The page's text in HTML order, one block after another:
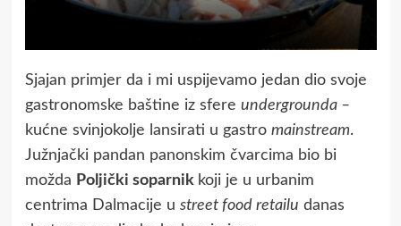
Sjajan primjer da i mi uspijevamo jedan dio svoje
gastronomske baštine iz sfere undergrounda –
kućne svinjokolje lansirati u gastro mainstream.
Južnjački pandan panonskim čvarcima bio bi
možda Poljički soparnik koji je u urbanim
centrima Dalmacije u street food retailu danas